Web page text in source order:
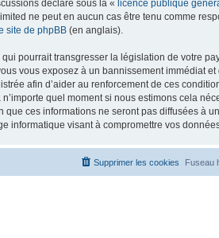
déclaré sous la « licence publique
ne peut en aucun cas être tenu comme
site de phpBB (en anglais).
pourrait transgresser la législation de votre
vous exposez à un bannissement immédiat et
afin d’aider au renforcement de ces
quel moment si nous estimons cela
ces informations ne seront pas diffusées à
informatique visant à compromettre vos
Fuseau
Supprimer les cookies